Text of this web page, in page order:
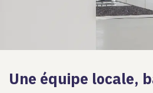
Une équipe locale,